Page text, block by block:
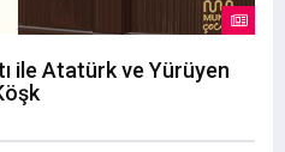
ile Atatürk ve Yürüyen